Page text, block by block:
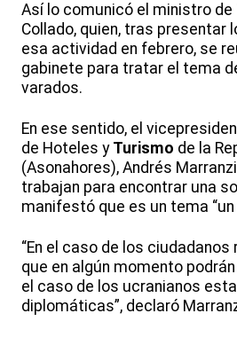
Así lo comunicó el ministro de
Collado, quien, tras presentar
esa actividad en febrero, se
gabinete para tratar el tema
varados.
En ese sentido, el
de Hoteles y Turismo de la
(Asonahores), Andrés
trabajan para encontrar una
manifestó que es un tema
“En el caso de los
que en algún momento podrán
el caso de los ucranianos
diplomáticas”, declaró